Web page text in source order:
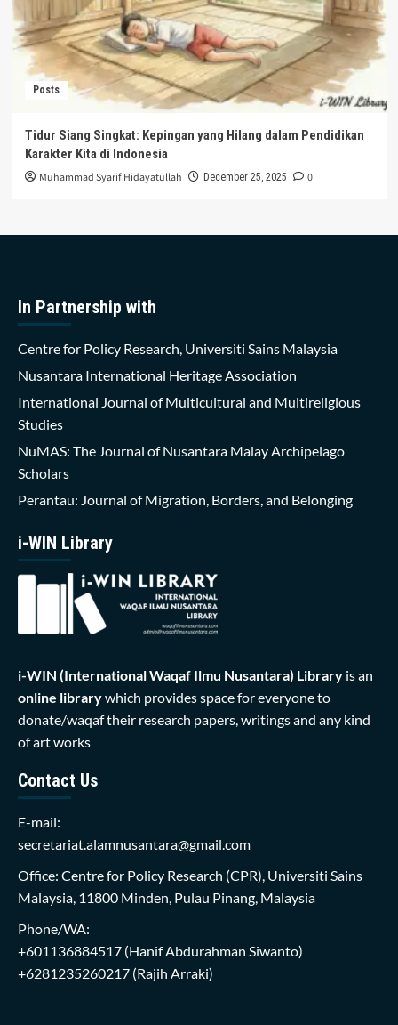
Posts
Tidur Siang Singkat: Kepingan yang Hilang dalam Pendidikan
Karakter Kita di Indonesia
Muhammad Syarif Hidayatullah December 25, 2025 0
In Partnership with
Centre for Policy Research, Universiti Sains Malaysia
Nusantara International Heritage Association
International Journal of Multicultural and Multireligious
Studies
NuMAS: The Journal of Nusantara Malay Archipelago
Scholars
Perantau: Journal of Migration, Borders, and Belonging
i-WIN Library
i-WIN (International Waqaf Ilmu Nusantara) Library is an
online librarywhich provides space for everyone to
donate/waqaf their research papers, writings and any kind
of art works
Contact Us
E-mail:
secretariat.alamnusantara@gmail.com
Office: Centre for Policy Research (CPR), Universiti Sains
Malaysia, 11800 Minden, Pulau Pinang, Malaysia
Phone/WA:
+601136884517 (Hanif Abdurahman Siwanto)
+6281235260217 (Rajih Arraki)